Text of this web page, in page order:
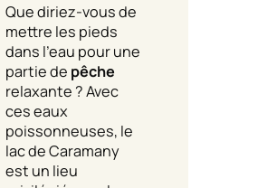
Que diriez-vous de
mettre les pieds
dans l’eau pour une
partie de pêche
relaxante ? Avec
ces eaux
poissonneuses, le
lac de Caramany
est un lieu